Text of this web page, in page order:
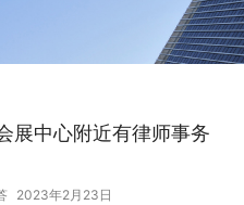
展中心附近有律师事务
2023年2月23日